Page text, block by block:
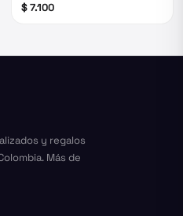
$ 7.100
y regalos
Más de